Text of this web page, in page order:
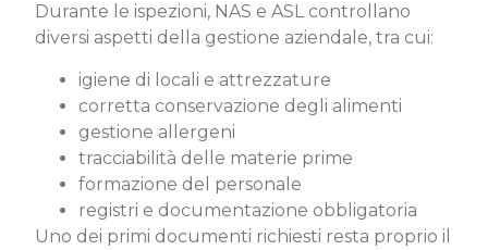
Durante le ispezioni, NAS e ASL controllano
diversi aspetti della gestione aziendale, tra cui:
igiene di locali e attrezzature
corretta conservazione degli alimenti
gestione allergeni
tracciabilità delle materie prime
formazione del personale
registri e documentazione obbligatoria
Uno dei primi documenti richiesti resta proprio il